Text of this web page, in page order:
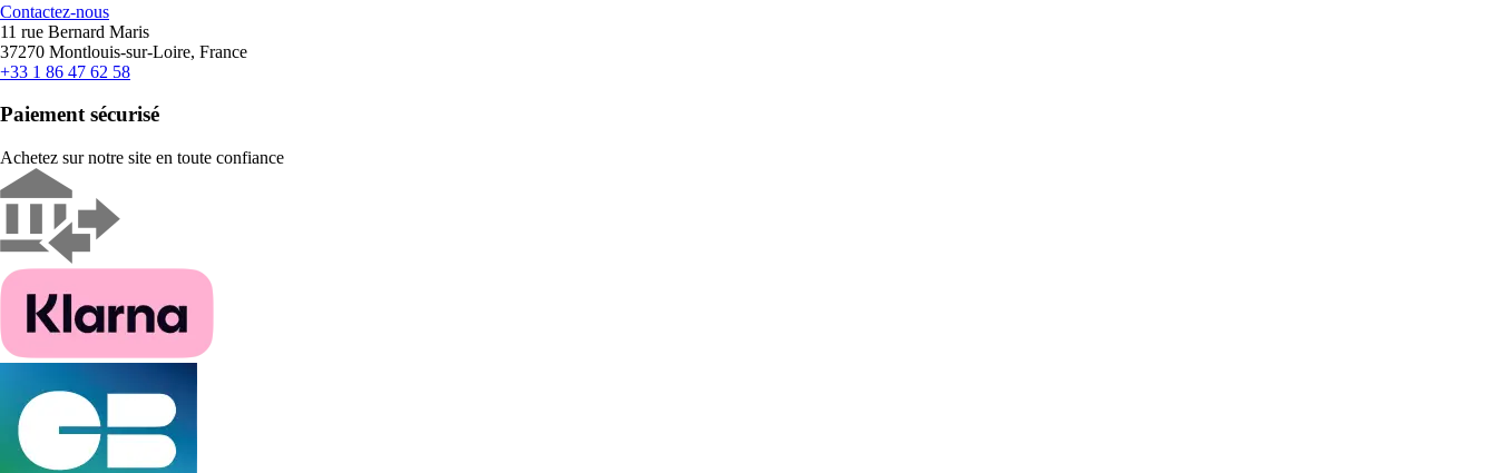
Contactez-nous
11 rue Bernard Maris
37270 Montlouis-sur-Loire, France
+33 1 86 47 62 58
Paiement sécurisé
Achetez sur notre site en toute confiance